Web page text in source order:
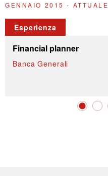
GENNAIO 2015 - ATTUALE
Esperienza
Financial planner
Banca Generali